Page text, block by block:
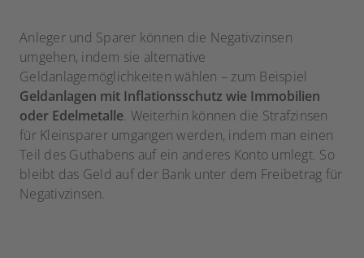
Anleger und Sparer können die Negativzinsen
umgehen, indem sie alternative
Geldanlagemöglichkeiten wählen – zum Beispiel
Geldanlagen mit Inflationsschutz wie Immobilien
oder Edelmetalle. Weiterhin können die Strafzinsen
für Kleinsparer umgangen werden, indem man einen
Teil des Guthabens auf ein anderes Konto umlegt. So
bleibt das Geld auf der Bank unter dem Freibetrag für
Negativzinsen.